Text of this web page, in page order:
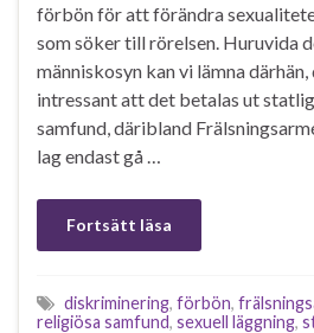
förbön för att förändra
som söker till rörelsen. Huruvida
människosyn kan vi lämna
intressant att det betalas ut
samfund, däribland
lag endast gå …
Fortsätt läsa
diskriminering, förbön,
religiösa samfund, sexuell läggning,